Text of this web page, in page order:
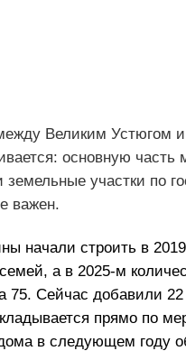
Великим Устюгом
основную
участки по
важен.
начали строить в
а в 2025-м
75. Сейчас добавили
прямо по
в следующем году